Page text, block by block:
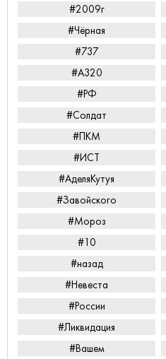
#2009г
#Чёрная
#737
#А320
#РФ
#Солдат
#ПКМ
#ИСТ
#АделяКутуя
#Завойского
#Мороз
#10
#назад
#Невеста
#России
#Ликвидация
#Вашем